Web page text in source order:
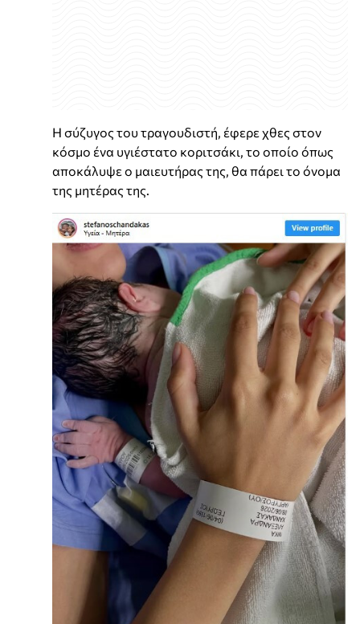
Η σύζυγος του τραγουδιστή, έφερε χθες στον
κόσμο ένα υγιέστατο κοριτσάκι, το οποίο όπως
αποκάλυψε ο μαιευτήρας της, θα πάρει το όνομα
της μητέρας της.